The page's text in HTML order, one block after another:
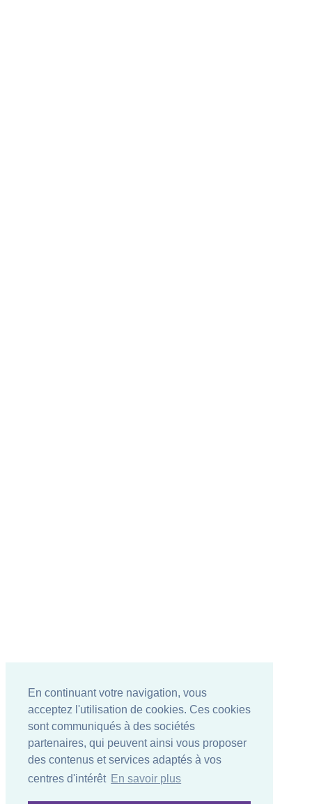
En continuant votre navigation, vous
acceptez l'utilisation de cookies. Ces cookies
sont communiqués à des sociétés
partenaires, qui peuvent ainsi vous proposer
des contenus et services adaptés à vos
centres d'intérêt En savoir plus